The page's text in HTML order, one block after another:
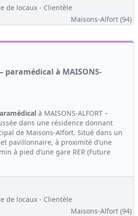
de locaux - Clientèle
Maisons-Alfort (94)
paramédical à MAISONS-
à MAISONS-ALFORT –
dans une résidence donnant
de Maisons-Alfort. Situé dans un
pavillonnaire, à proximité d’une
à pied d’une gare RER (Future
de locaux - Clientèle
Maisons-Alfort (94)